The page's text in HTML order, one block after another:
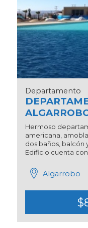
Departamento
Hermoso
americana,
dos baños, balcón
Edificio cuenta con
Algarrobo